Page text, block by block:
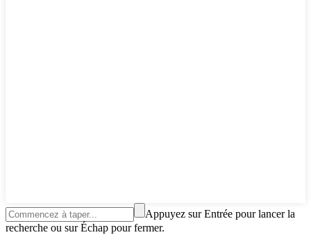
Appuyez sur Entrée pour lancer la
recherche ou sur Échap pour fermer.